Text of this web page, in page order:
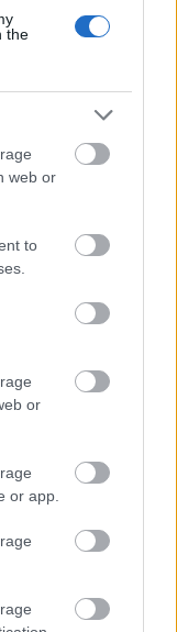
the
web or
to
or
or app.
HANEM